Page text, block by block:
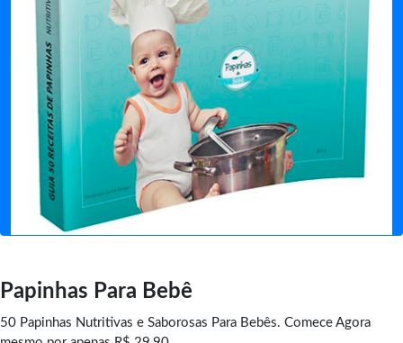
Papinhas Para Bebê
50 Papinhas Nutritivas e Saborosas Para Bebês. Comece Agora